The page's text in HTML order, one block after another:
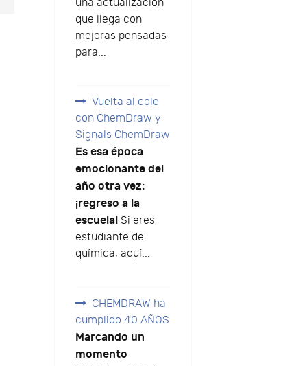
una actualización
que llega con
mejoras pensadas
para...
Vuelta al cole
con ChemDraw y
Signals ChemDraw
Es esa época
emocionante del
año otra vez:
¡regreso a la
escuela!Si eres
estudiante de
química, aquí...
CHEMDRAW ha
cumplido 40 AÑOS
Marcando un
momento